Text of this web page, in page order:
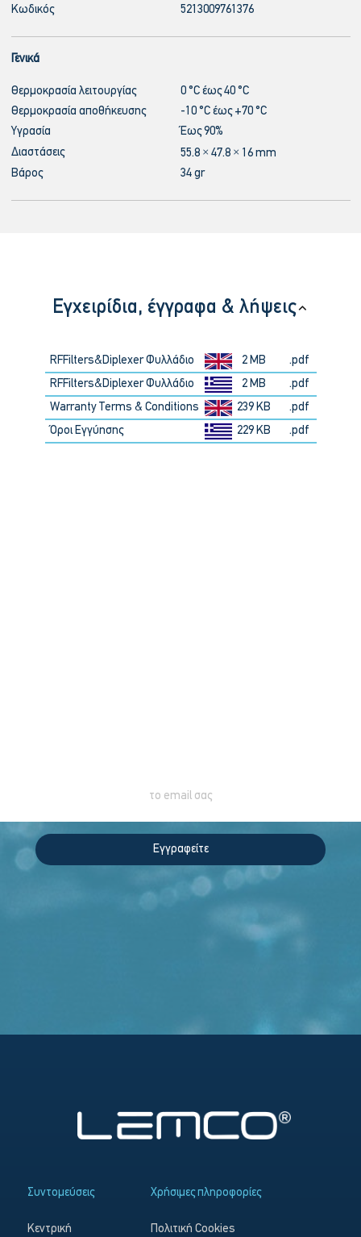
Κωδικός 5213009761376
Γενικά
Θερμοκρασία λειτουργίας
0 °C έως 40 °C
Θερμοκρασία αποθήκευσης
-10 °C έως +70 °C
Υγρασία
Έως 90%
Διαστάσεις
55.8 × 47.8 × 16 mm
Βάρος
34 gr
Εγχειρίδια, έγγραφα & λήψεις
RFFilters&Diplexer Φυλλάδιο 2 MB
.pdf
RFFilters&Diplexer Φυλλάδιο
2 MB
.pdf
Warranty Terms & Conditions
239 KB
.pdf
Όροι Εγγύησης
229 KB .pdf
Εγγραφείτε
Συντομεύσεις
Κεντρική
Χρήσιμες πληροφορίες
Πολιτική Cookies